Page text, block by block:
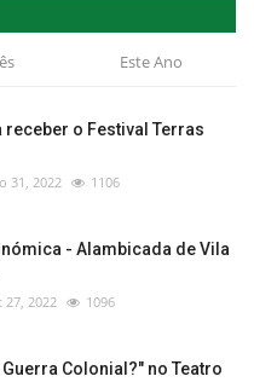
Este Ano
receber o Festival Terras
31, 2022 1106
- Alambicada de Vila
27, 2022 1096
Colonial?" no Teatro